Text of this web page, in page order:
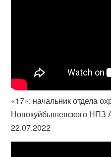
«17»: начальник отдела
Новокуйбышевского НПЗ
22.07.2022